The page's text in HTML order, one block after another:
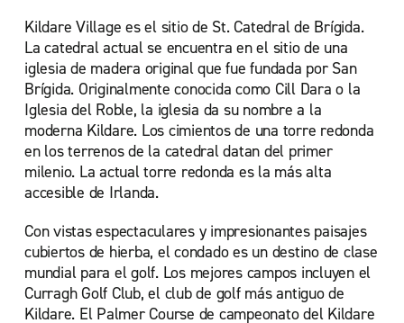
Kildare Village es el sitio de St. Catedral de Brígida.
La catedral actual se encuentra en el sitio de una
iglesia de madera original que fue fundada por San
Brígida. Originalmente conocida como Cill Dara o la
Iglesia del Roble, la iglesia da su nombre a la
moderna Kildare. Los cimientos de una torre redonda
en los terrenos de la catedral datan del primer
milenio. La actual torre redonda es la más alta
accesible de Irlanda.
Con vistas espectaculares y impresionantes paisajes
cubiertos de hierba, el condado es un destino de clase
mundial para el golf. Los mejores campos incluyen el
Curragh Golf Club, el club de golf más antiguo de
Kildare. El Palmer Course de campeonato del Kildare